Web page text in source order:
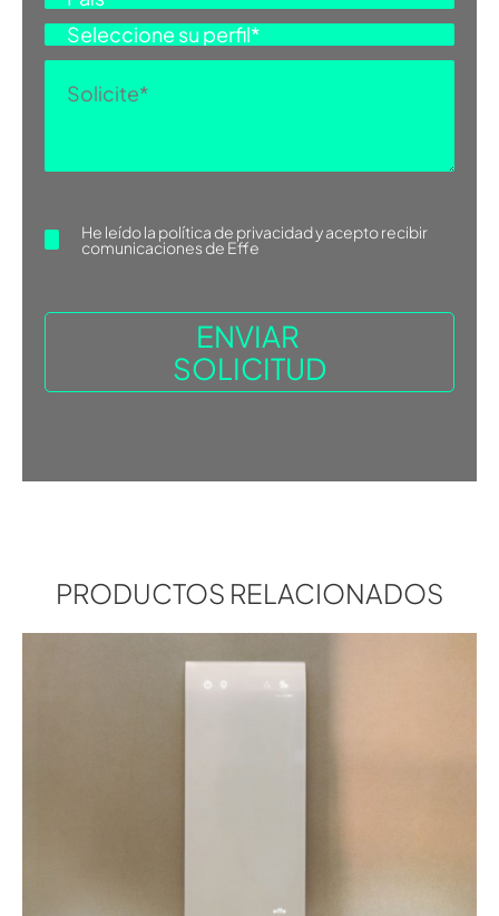
MANUAL DE INSTRUCCIONES
PANEL DE CONTROL TOUCH
CONFIGURACIONES DE ARCHIVO 3D:
He leído la política de privacidady acepto recibir
comunicaciones de Effe
PRODUCTOS RELACIONADOS